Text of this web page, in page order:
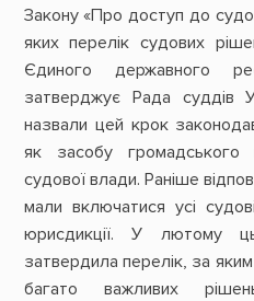
Закону «Про доступ до
яких перелік судових
Єдиного державного
затверджує Рада суддів
назвали цей крок
як засобу громадського
судової влади. Раніше
мали включатися усі
юрисдикції. У лютому
затвердила перелік, за
багато важливих